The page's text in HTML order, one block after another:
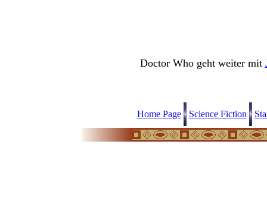
Doctor Who geht weiter mit
Home Page Science Fiction